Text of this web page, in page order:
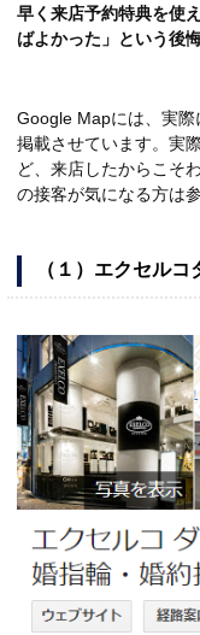
早く来店予約特典を使
ばよかった」という後
Google Mapには、実
掲載させています。実
ど、来店したからこそ
の接客が気になる方は
（１）エクセル